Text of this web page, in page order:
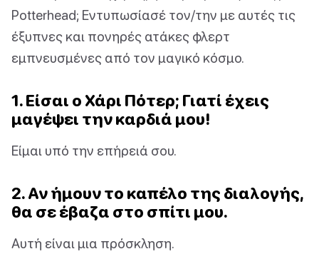
Potterhead; Εντυπωσίασέ τον/την με αυτές τις
έξυπνες και πονηρές ατάκες φλερτ
εμπνευσμένες από τον μαγικό κόσμο.
1. Είσαι ο Χάρι Πότερ; Γιατί έχεις
μαγέψει την καρδιά μου!
Είμαι υπό την επήρειά σου.
2. Αν ήμουν το καπέλο της διαλογής,
θα σε έβαζα στο σπίτι μου.
Αυτή είναι μια πρόσκληση.